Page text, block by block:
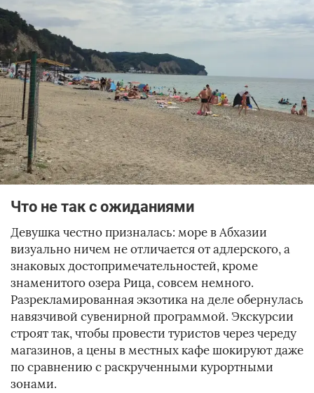
Что не так с ожиданиями
Девушка честно призналась: море в Абхазии
визуально ничем не отличается от адлерского, а
знаковых достопримечательностей, кроме
знаменитого озера Рица, совсем немного.
Разрекламированная экзотика на деле обернулась
навязчивой сувенирной программой. Экскурсии
строят так, чтобы провести туристов через череду
магазинов, а цены в местных кафе шокируют даже
по сравнению с раскрученными курортными
зонами.